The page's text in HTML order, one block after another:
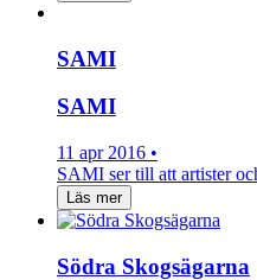
SAMI
SAMI
11 apr 2016 •
SAMI ser till att artister
Läs mer
Södra Skogsägarna